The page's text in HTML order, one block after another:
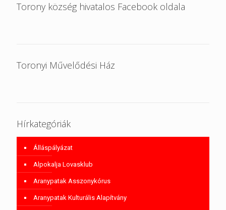
Torony község hivatalos Facebook oldala
Toronyi Művelődési Ház
Hírkategóriák
Álláspályázat
Alpokalja Lovasklub
Aranypatak Asszonykórus
Aranypatak Kulturális Alapítvány